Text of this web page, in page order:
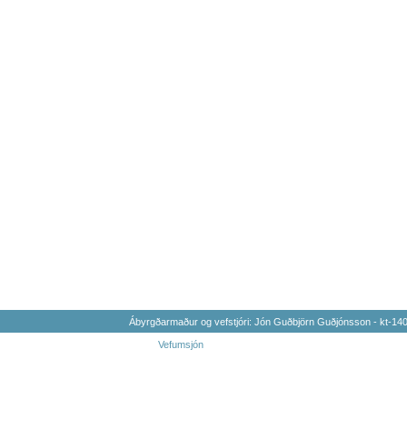
Ábyrgðarmaður og vefstjóri: Jón Guðbjörn Guðjónsson - kt-
Vefumsjón